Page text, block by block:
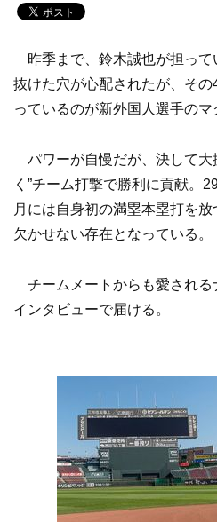
昨季まで、鈴木誠也が担って
抜けた穴が心配されたが、そ
っているのが新外国人選手のマ
パワーが自慢だが、決して大
く”チーム打撃で勝利に貢献。
月には自身初の満塁本塁打を
欠かせない存在となっている。
チームメートからも愛される
インタビューで届ける。